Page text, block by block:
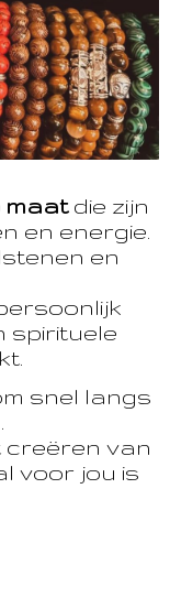
maatdie zijn
en energie.
en
spirituele
snel langs
creëren van
voor jou is